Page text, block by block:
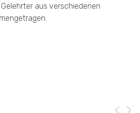
aus verschiedenen